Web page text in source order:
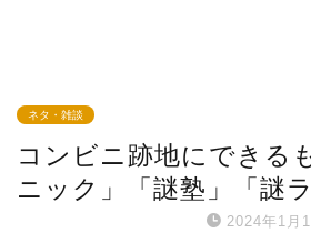
ネタ・雑談
コンビニ跡地にできる
ニック」「謎塾」「謎
2024年1月